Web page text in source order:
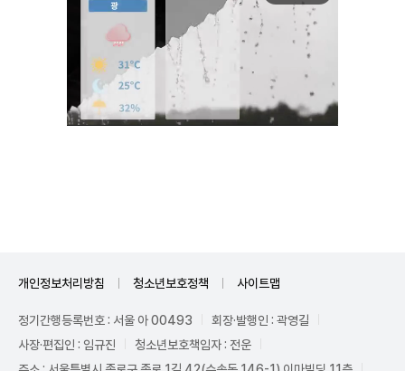
개인정보처리방침 청소년보호정책 사이트맵
정기간행등록번호 : 서울 아 00493
회장·발행인 : 곽영길
사장·편집인 : 임규진
청소년보호책임자 : 전운